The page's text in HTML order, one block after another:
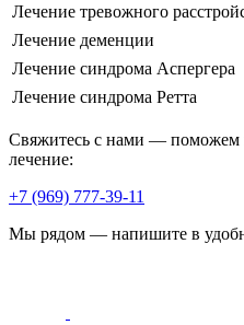
Лечение тревожного
Лечение деменции
Лечение синдрома Аспергера
Лечение синдрома Ретта
Свяжитесь с нами — поможем
лечение:
+7 (969) 777-39-11
Мы рядом — напишите в